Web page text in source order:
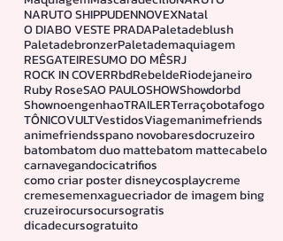
Disney plusDressEMBELLEZEENTREVISTA
FAMILIAINOARLinhameluLookLookdodia
MaquiagemMascaradecilioNARUTO
NARUTO SHIPPUDENNOVEXNatal
O DIABO VESTE PRADAPaletadeblush
PaletadebronzerPaletademaquiagem
RESGATEIRESUMO DO MÊSRJ
ROCK IN COVERRbdRebeldeRiodejaneiro
Ruby RoseSAO PAULOSHOWShowdorbd
ShownoengenhaoTRAILERTerraçobotafogo
TÔNICOVULTVestidosViagemanimefriends
animefriendsspano novo
batombatom duo mattebatom mattecabelo
carnavegandocicatrifios
como criar poster disneycosplay
cremesemenxaguecriador de imagem bing